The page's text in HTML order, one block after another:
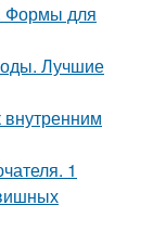
Формы для
Лучшие
внутренним
1